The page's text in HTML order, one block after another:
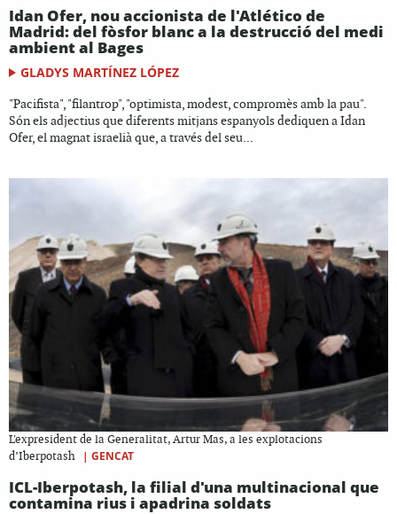
Idan Ofer, nou accionista de l'Atlético de
Madrid: del fòsfor blanc a la destrucció del medi
ambient al Bages
GLADYS MARTÍNEZ LÓPEZ
"Pacifista", "filantrop", "optimista, modest, compromès amb la pau".
Són els adjectius que diferents mitjans espanyols dediquen a Idan
Ofer, el magnat israelià que, a través del seu...
L'expresident de la Generalitat, Artur Mas, a les explotacions
d’Iberpotash
| GENCAT
ICL-Iberpotash, la filial d'una multinacional que
contamina rius i apadrina soldats